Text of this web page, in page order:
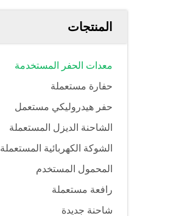
المنتجات
معدات الحفر المستخدمة
حفارة مستعملة
حفر هيدروليكي مستعمل
الشاحنة الديزل المستعملة
الشوكة الكهربائية المستعملة
المحمول المستخدم
رافعة مستعملة
شاحنة جديدة